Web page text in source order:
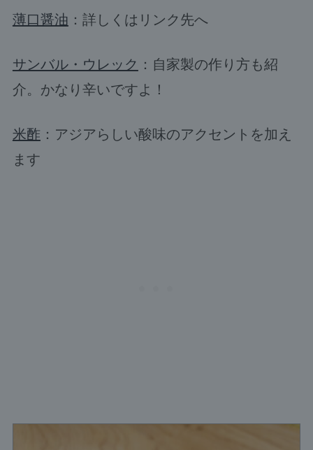
薄口醤油 ：詳しくはリンク先へ
サンバル・ウレック ：自家製の作り方も紹
介。かなり辛いですよ！
米酢 ：アジアらしい酸味のアクセントを加え
ます